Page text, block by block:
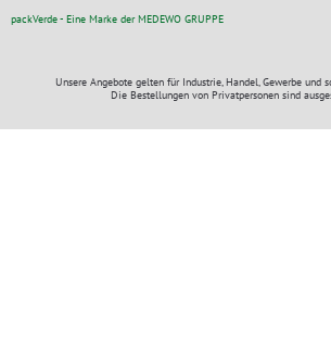
packVerde - Eine Marke der MEDEWO GRUPPE
Unsere Angebote gelten für Industrie, Handel, Gewerbe und
Die Bestellungen von Privatpersonen sind